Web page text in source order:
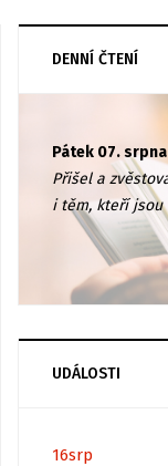
DENNÍ ČTENÍ
Pátek 07. srpna
Přišel a
i těm, kteří jsou
UDÁLOSTI
16srp